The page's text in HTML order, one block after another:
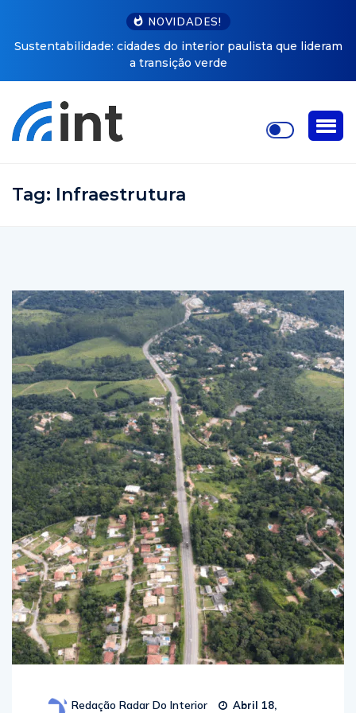
NOVIDADES!
Sustentabilidade: cidades do interior paulista que lideram
a transição verde
Tag: Infraestrutura
Redação Radar Do Interior
Abril 18,